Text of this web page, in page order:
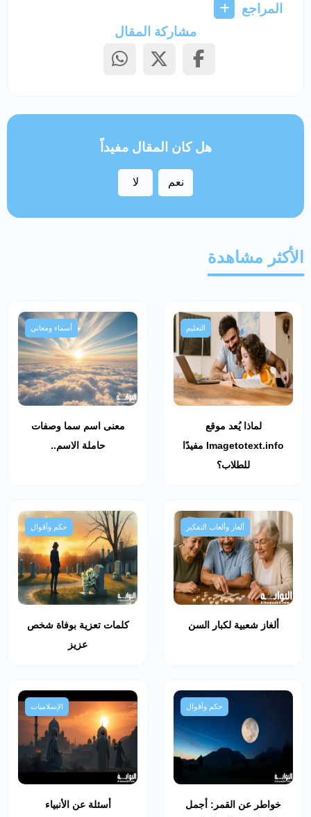
المراجع
مشاركة المقال
هل كان المقال مفيداً
نعم لا
الأكثر مشاهدة
التعليم
لماذا يُعد موقع
Imagetotext.info مفيدًا
للطلاب؟
أسماء ومعاني
معنى اسم سما وصفات
حاملة الاسم..
ألغاز وألعاب التفكير
ألغاز شعبية لكبار السن
حكم وأقوال
كلمات تعزية بوفاة شخص
عزيز
حكم وأقوال
خواطر عن القمر: أجمل
الإسلاميات
أسئلة عن الأنبياء